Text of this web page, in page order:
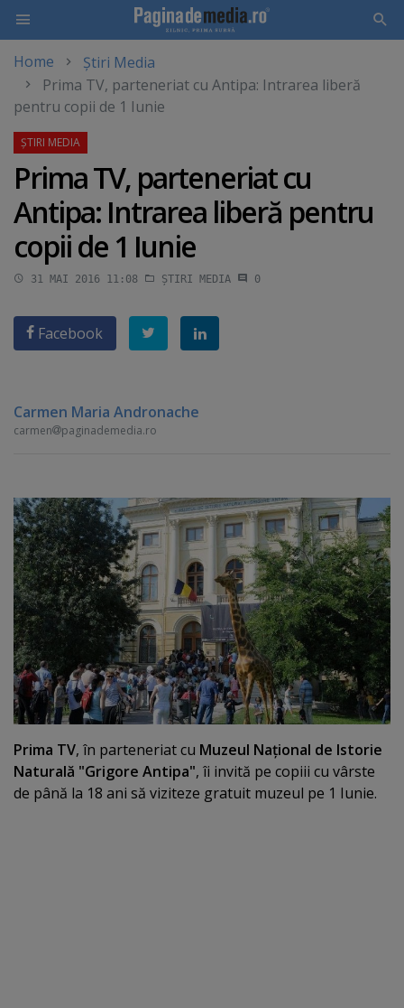
main
content
Home
Știri Media
Prima TV, parteneriat cu Antipa: Intrarea liberă
pentru copii de 1 Iunie
Prima TV, parteneriat cu
Antipa: Intrarea liberă pentru
copii de 1 Iunie
31 MAI 2016 11:08 ȘTIRI MEDIA 0
Facebook
Carmen Maria Andronache
carmen paginademedia.ro
Prima TV, în parteneriat cu Muzeul Naţional de Istorie
Naturală "Grigore Antipa", îi invită pe copiii cu vârste
de până la 18 ani să viziteze gratuit muzeul pe 1 Iunie.